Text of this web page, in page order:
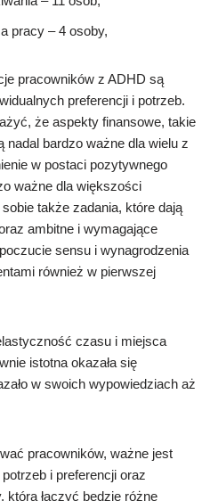
pracy – 4 osoby,
pracowników z ADHD są
preferencji i potrzeb.
że aspekty finansowe, takie
nadal bardzo ważne dla wielu z
w postaci pozytywnego
ważne dla większości
także zadania, które dają
ambitne i wymagające
sensu i wynagrodzenia
również w pierwszej
czasu i miejsca
istotna okazała się
w swoich wypowiedziach aż
pracowników, ważne jest
i preferencji oraz
która łączyć będzie różne